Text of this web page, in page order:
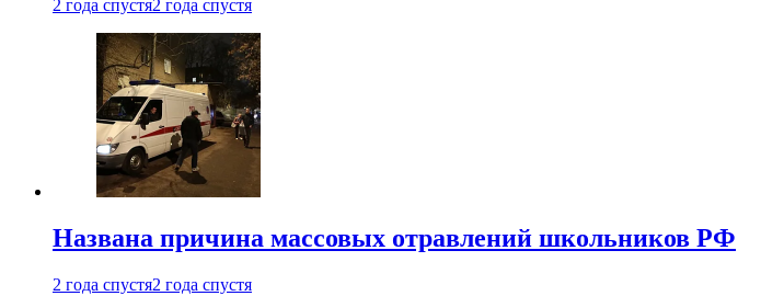
2 года спустя2 года спустя
Названа причина массовых отравлений школьников РФ
2 года спустя2 года спустя